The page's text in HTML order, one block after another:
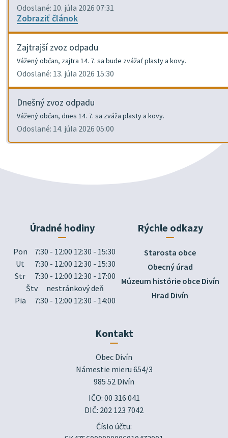
Odoslané: 10. júla 2026 07:31
Zobraziť článok
Zajtrajší zvoz odpadu
Vážený občan, zajtra 14. 7. sa bude zvážať plasty a kovy.
Odoslané: 13. júla 2026 15:30
Dnešný zvoz odpadu
Vážený občan, dnes 14. 7. sa zváža plasty a kovy.
Odoslané: 14. júla 2026 05:00
Úradné hodiny
Pon
7:30 - 12:00 12:30 - 15:30
Ut
7:30 - 12:00 12:30 - 15:30
Str
7:30 - 12:00 12:30 - 17:00
Štv
nestránkový deň
Pia
7:30 - 12:00 12:30 - 14:00
Rýchle odkazy
Starosta obce
Obecný úrad
Múzeum histórie obce Divín
Hrad Divín
Kontakt
Obec Divín
Námestie mieru 654/3
985 52 Divín
IČO: 00 316 041
DIČ: 202 123 7042
Číslo účtu: